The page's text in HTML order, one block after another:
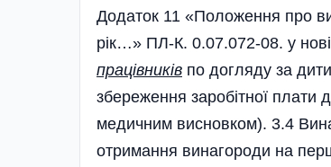
Додаток 11 «Положення про
рік…» ПЛ-К. 0.07.072-08. у
працівників по догляду за
збереження заробітної плати
медичним висновком). 3.4
отримання винагороди на